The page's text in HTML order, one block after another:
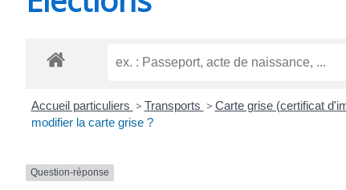
Accueil particuliers > Transports > Carte grise (certificat
modifier la carte grise ?
Question-réponse